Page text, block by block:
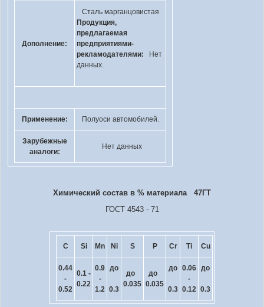
Дополнение:
Сталь марганцовистая
Продукция,
предлагаемая
предприятиями-
рекламодателями:
Нет
данных.
Применение: Полуоси автомобилей.
Зарубежные
аналоги:
Нет данных
Химический состав в % материала 47ГТ
ГОСТ 4543 - 71
C Si Mn Ni S P Cr Ti Cu
0.44
-
0.52
0.1 -
0.22
0.9
-
1.2
до
0.3
до
0.035
до
0.035
до
0.3
0.06
-
0.12
до
0.3